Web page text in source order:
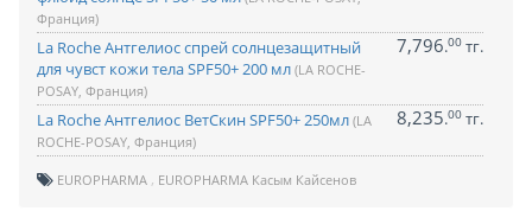
Франция)
La Roche Антгелиос спрей солнцезащитный
для чувст кожи тела SPF50+ 200 мл (LA ROCHE-
POSAY, Франция)
7,796.00 тг.
La Roche Антгелиос ВетСкин SPF50+ 250мл (LA
ROCHE-POSAY, Франция)
8,235.00 тг.
EUROPHARMA EUROPHARMA Касым Кайсенов